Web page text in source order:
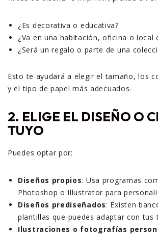
¿Es decorativa o educativa?
¿Va en una habitación, oficina o local
¿Será un regalo o parte de una
Esto te ayudará a elegir el tamaño, los
y el tipo de papel más adecuados.
2. ELIGE EL DISEÑO O
TUYO
Puedes optar por:
Diseños propios: Usa programas
Photoshop o Illustrator para
Diseños prediseñados: Existen
plantillas que puedes adaptar con tus
Ilustraciones o fotografías